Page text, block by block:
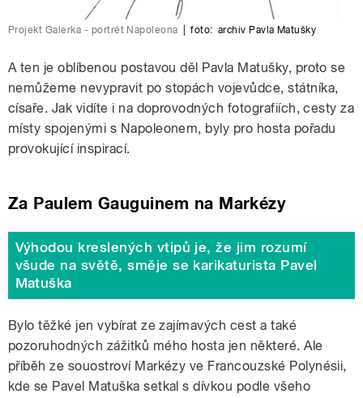
Projekt Galerka - portrét Napoleona foto: archiv Pavla Matušky
A ten je oblíbenou postavou děl Pavla Matušky, proto se
nemůžeme nevypravit po stopách vojevůdce, státníka,
císaře. Jak vidíte i na doprovodných fotografiích, cesty za
místy spojenými s Napoleonem, byly pro hosta pořadu
provokující inspirací.
Za Paulem Gauguinem na Markézy
Výhodou kreslených vtipů je, že jim rozumí
všude na světě, směje se karikaturista Pavel
Matuška
Bylo těžké jen vybírat ze zajímavých cest a také
pozoruhodných zážitků mého hosta jen některé. Ale
příběh ze souostroví Markézy ve Francouzské Polynésii,
kde se Pavel Matuška setkal s dívkou podle všeho